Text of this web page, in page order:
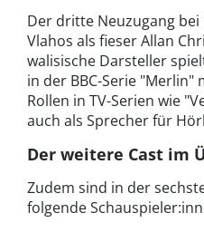
Der dritte Neuzugang
Vlahos als fieser Allan
walisische Darsteller
in der BBC-Serie "Merlin"
Rollen in TV-Serien wie
auch als Sprecher für
Der weitere Cast im
Zudem sind in der
folgende